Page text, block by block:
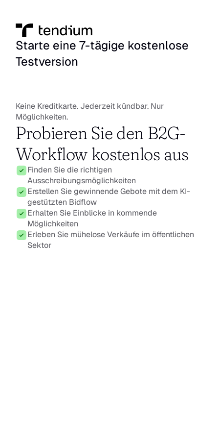
Starte eine 7-tägige kostenlose
Testversion
Keine Kreditkarte. Jederzeit kündbar. Nur
Möglichkeiten.
Probieren Sie den B2G-
Workflow kostenlos aus
Finden Sie die richtigen
Ausschreibungsmöglichkeiten
Erstellen Sie gewinnende Gebote mit dem KI-
gestützten Bidflow
Erhalten Sie Einblicke in kommende
Möglichkeiten
Erleben Sie mühelose Verkäufe im öffentlichen
Sektor